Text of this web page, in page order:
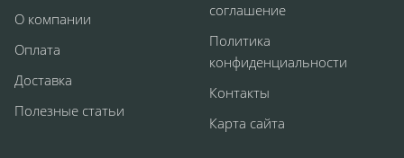
О компании
Оплата
Доставка
Полезные статьи
соглашение
Политика
конфиденциальности
Контакты
Карта сайта